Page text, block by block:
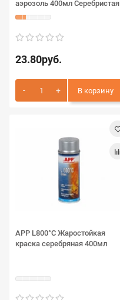
аэрозоль 400мл Серебристая
23.80руб.
В корзину
APP L800°C Жаростойкая
краска серебряная 400мл